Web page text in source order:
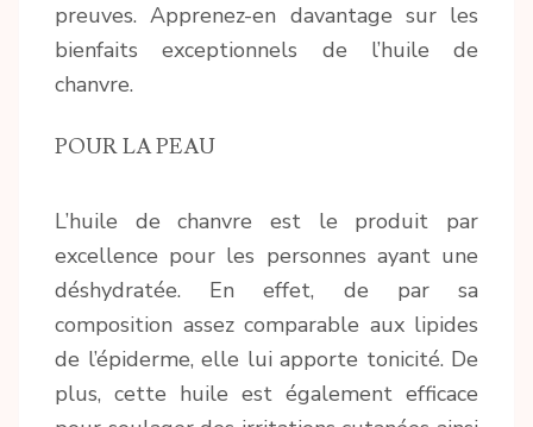
preuves. Apprenez-en davantage sur les
bienfaits exceptionnels de l’huile de
chanvre.
POUR LA PEAU
L’huile de chanvre est le produit par
excellence pour les personnes ayant une
déshydratée. En effet, de par sa
composition assez comparable aux lipides
de l’épiderme, elle lui apporte tonicité. De
plus, cette huile est également efficace